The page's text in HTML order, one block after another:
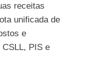
receitas
unificada de
e
PIS e